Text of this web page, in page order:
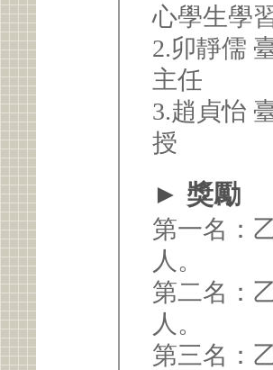
心學生學
2.卯靜儒
主任
3.趙貞怡
授
► 獎勵
第一名：
人。
第二名：乙組，獎學
人。
第三名：乙組，獎學